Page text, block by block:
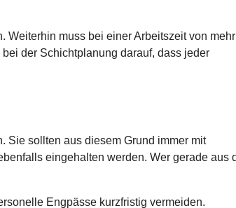
Weiterhin muss bei einer Arbeitszeit von
der Schichtplanung darauf, dass jeder
Sie sollten aus diesem Grund immer mit
eingehalten werden. Wer gerade aus
Engpässe kurzfristig vermeiden.